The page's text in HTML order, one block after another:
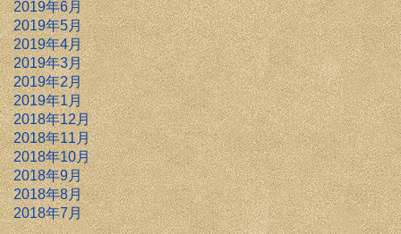
2019年6月
2019年5月
2019年4月
2019年3月
2019年2月
2019年1月
2018年12月
2018年11月
2018年10月
2018年9月
2018年8月
2018年7月